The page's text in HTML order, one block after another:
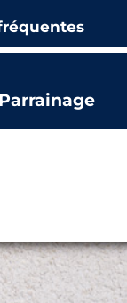
Parrainage